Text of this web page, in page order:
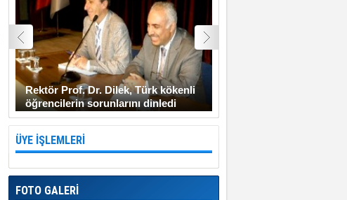
Rektör Prof. Dr. Dilek, Türk kökenli
öğrencilerin sorunlarını dinledi
ÜYE İŞLEMLERİ
FOTO GALERİ